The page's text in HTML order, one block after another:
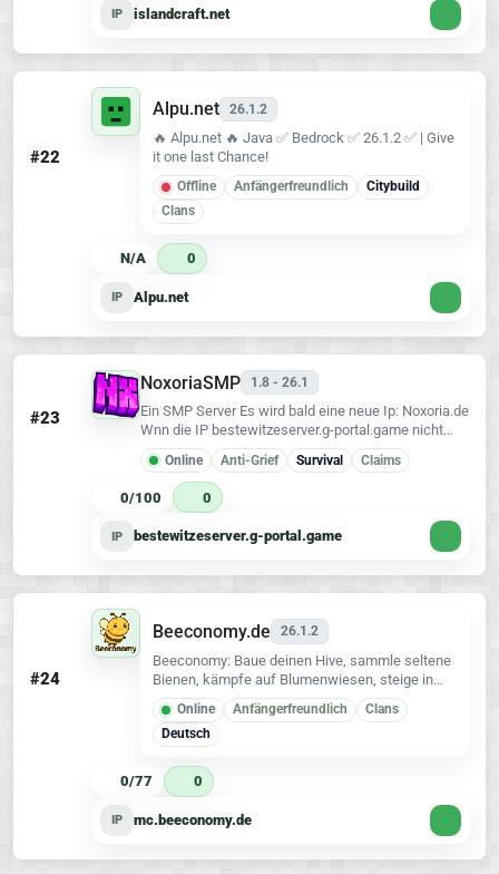
IP islandcraft.net
#22
Alpu.net 26.1.2
🔥 Alpu.net 🔥 Java ✅ Bedrock ✅ 26.1.2 ✅ | Give
it one last Chance!
Offline Anfängerfreundlich
Citybuild
Clans
N/A 0
IP Alpu.net
#23
NoxoriaSMP 1.8 - 26.1
Ein SMP Server Es wird bald eine neue Ip: Noxoria.de
Wnn die IP bestewitzeserver.g-portal.game nicht
mehr geht dan versucht Noxoria.de
Online Anti-Grief Survival Claims
0/100 0
IP bestewitzeserver.g-portal.game
#24
Beeconomy.de 26.1.2
Beeconomy: Baue deinen Hive, sammle seltene
Bienen, kämpfe auf Blumenwiesen, steige in
Stages auf und dominiere mit deinem Clan die
Pollen- und Build-Leaderboards!
Online Anfängerfreundlich
Clans
Deutsch
0/77 0
IP mc.beeconomy.de